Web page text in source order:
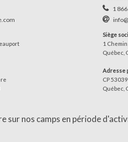
1
Siège
1
Québec,
Adresse
CP
Québec,
sur nos camps en période